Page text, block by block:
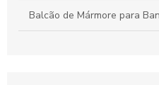
Balcão de Mármore para